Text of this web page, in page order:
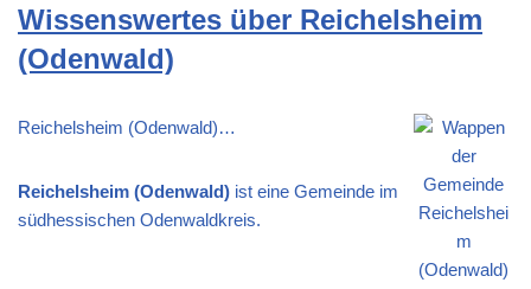
Wissenswertes über Reichelsheim
(Odenwald)
Reichelsheim (Odenwald)…
Reichelsheim (Odenwald) ist eine Gemeinde im
südhessischen Odenwaldkreis.